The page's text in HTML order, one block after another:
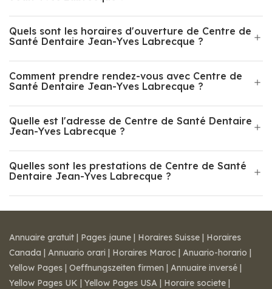
Quels sont les horaires d'ouverture de Centre de
Santé Dentaire Jean-Yves Labrecque ?
Comment prendre rendez-vous avec Centre de
Santé Dentaire Jean-Yves Labrecque ?
Quelle est l'adresse de Centre de Santé Dentaire
Jean-Yves Labrecque ?
Quelles sont les prestations de Centre de Santé
Dentaire Jean-Yves Labrecque ?
Annuaire gratuit | Pages jaune | Horaires Suisse | Horaires
Canada | Annuario orari | Horaires Maroc | Anuario-horario |
Yellow Pages | Oeffnungszeiten firmen | Annuaire inversé |
Yellow Pages UK | Yellow Pages USA | Horaire societe |